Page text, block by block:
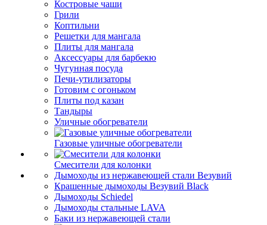
Костровые чаши
Грили
Коптильни
Решетки для мангала
Плиты для мангала
Аксессуары для барбекю
Чугунная посуда
Печи-утилизаторы
Готовим с огоньком
Плиты под казан
Тандыры
Уличные обогреватели
Газовые уличные обогреватели
Смесители для колонки
Дымоходы из нержавеющей стали Везувий
Крашенные дымоходы Везувий Black
Дымоходы Schiedel
Дымоходы стальные LAVA
Баки из нержавеющей стали